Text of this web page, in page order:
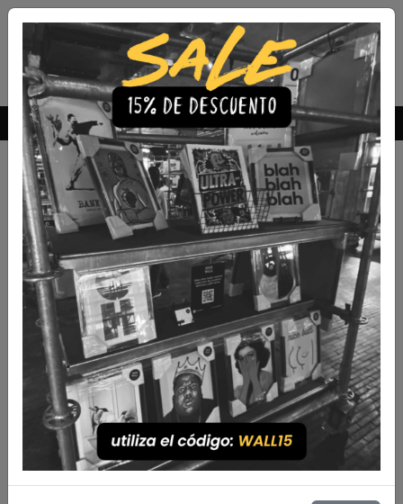
Envío Gratis a todo Chile comprando 3 o más productos